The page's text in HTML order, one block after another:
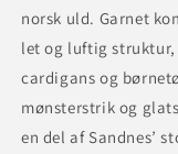
norsk uld. Garnet
let og luftig
cardigans og
mønsterstrik og
en del af Sandnes’